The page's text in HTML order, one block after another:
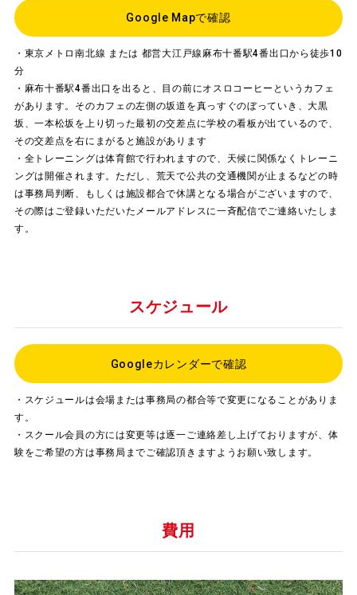
Google Mapで確認
・東京メトロ南北線 または 都営大江戸線麻布十番駅4番出口から徒歩10
分
・麻布十番駅4番出口を出ると、目の前にオスロコーヒーというカフェ
があります。そのカフェの左側の坂道を真っすぐのぼっていき、大黒
坂、一本松坂を上り切った最初の交差点に学校の看板が出ているので、
その交差点を右にまがると施設があります
・全トレーニングは体育館で行われますので、天候に関係なくトレーニ
ングは開催されます。ただし、荒天で公共の交通機関が止まるなどの時
は事務局判断、もしくは施設都合で休講となる場合がございますので、
その際はご登録いただいたメールアドレスに一斉配信でご連絡いたしま
す。
スケジュール
Googleカレンダーで確認
・スケジュールは会場または事務局の都合等で変更になることがありま
す。
・スクール会員の方には変更等は逐一ご連絡差し上げておりますが、体
験をご希望の方は事務局までご確認頂きますようお願い致します。
費用